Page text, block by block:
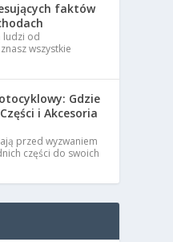
faktów
ludzi od
wszystkie
Gdzie
i Akcesoria
przed wyzwaniem
części do swoich